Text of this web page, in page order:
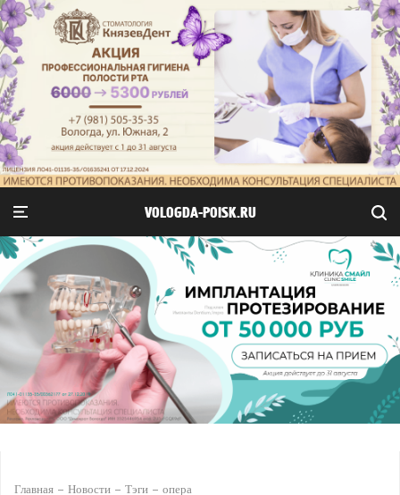
VOLOGDA-POISK.RU
Главная Новости Тэги опера